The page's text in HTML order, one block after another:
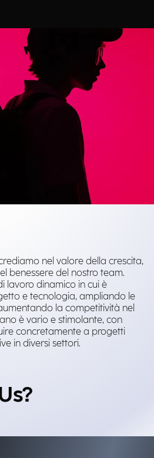
nel valore della crescita,
benessere del nostro team.
lavoro dinamico in cui è
e tecnologia, ampliando le
la competitività nel
è vario e stimolante, con
concretamente a progetti
in diversi settori.